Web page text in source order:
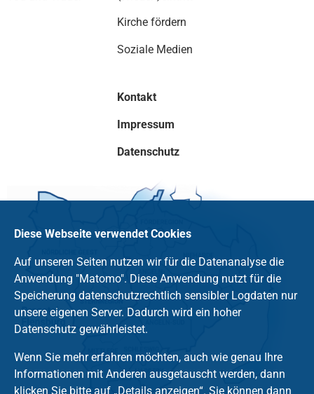
Kirche fördern
Soziale Medien
Kontakt
Impressum
Datenschutz
Diese Webseite verwendet Cookies
Auf unseren Seiten nutzen wir für die Datenanalyse die
Anwendung "Matomo". Diese Anwendung nutzt für die
Speicherung datenschutzrechtlich sensibler Logdaten nur
unsere eigenen Server. Dadurch wird ein hoher
Datenschutz gewährleistet.
Wenn Sie mehr erfahren möchten, auch wie genau Ihre
Informationen mit Anderen ausgetauscht werden, dann
klicken Sie bitte auf „Details anzeigen“. Sie können dann